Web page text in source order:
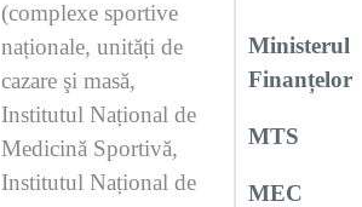
(complexe sportive
naționale, unități de
cazare şi masă,
Institutul Național de
Medicină Sportivă,
Institutul Național de
Ministerul
Finanțelor
MTS
MEC